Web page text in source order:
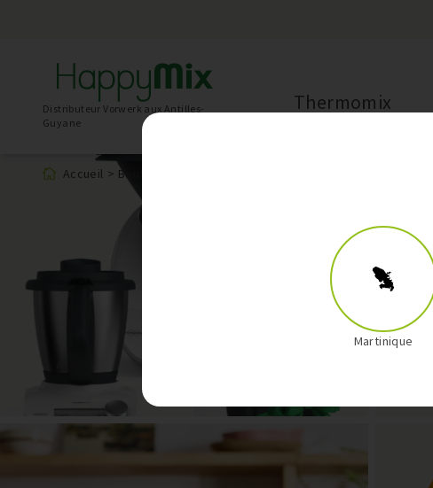
Distributeur Vorwerk aux Antilles-
Guyane
Thermomix
Accueil > Boutique
Martinique